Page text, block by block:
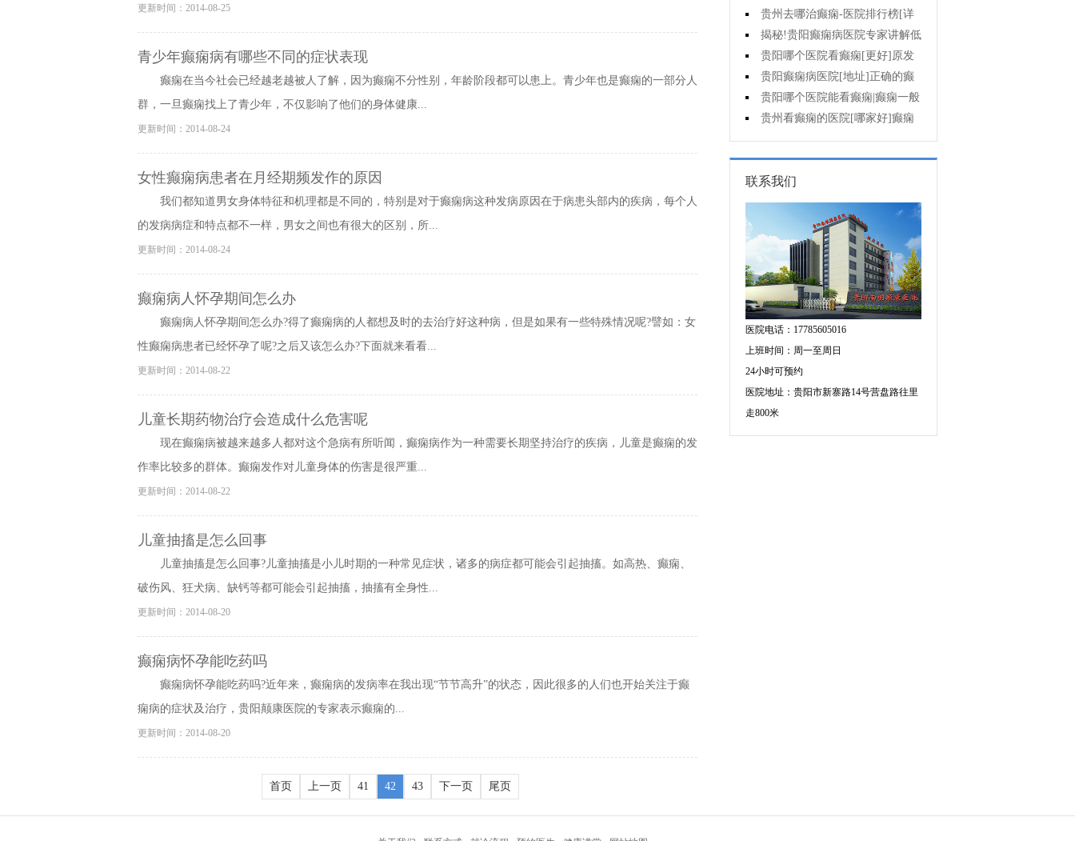
更新时间：2014-08-25
青少年癫痫病有哪些不同的症状表现
癫痫在当今社会已经越老越被人了解，因为癫痫不分性别，年龄阶段都可以患上。青少年也是癫痫的一部分人
群，一旦癫痫找上了青少年，不仅影响了他们的身体健康...
更新时间：2014-08-24
女性癫痫病患者在月经期频发作的原因
我们都知道男女身体特征和机理都是不同的，特别是对于癫痫病这种发病原因在于病患头部内的疾病，每个人
的发病病症和特点都不一样，男女之间也有很大的区别，所...
更新时间：2014-08-24
癫痫病人怀孕期间怎么办
癫痫病人怀孕期间怎么办?得了癫痫病的人都想及时的去治疗好这种病，但是如果有一些特殊情况呢?譬如：女
性癫痫病患者已经怀孕了呢?之后又该怎么办?下面就来看看...
更新时间：2014-08-22
儿童长期药物治疗会造成什么危害呢
现在癫痫病被越来越多人都对这个急病有所听闻，癫痫病作为一种需要长期坚持治疗的疾病，儿童是癫痫的发
作率比较多的群体。癫痫发作对儿童身体的伤害是很严重...
更新时间：2014-08-22
儿童抽搐是怎么回事
儿童抽搐是怎么回事?儿童抽搐是小儿时期的一种常见症状，诸多的病症都可能会引起抽搐。如高热、癫痫、
破伤风、狂犬病、缺钙等都可能会引起抽搐，抽搐有全身性...
更新时间：2014-08-20
癫痫病怀孕能吃药吗
癫痫病怀孕能吃药吗?近年来，癫痫病的发病率在我出现“节节高升”的状态，因此很多的人们也开始关注于癫
痫病的症状及治疗，贵阳颠康医院的专家表示癫痫的...
更新时间：2014-08-20
首页 上一页 41 42 43 下一页 尾页
人癫痫急救措施护理
贵州去哪治癫痫-医院排行榜[详
细排名]癫痫病人可以吃什么食物?
揭秘!贵阳癫痫病医院专家讲解低
血糖会抽搐吗?
贵阳哪个医院看癫痫[更好]原发
性母猪疯能治好吗?
贵阳癫痫病医院[地址]正确的癫
痫护理是什么?
贵阳哪个医院能看癫痫|癫痫一般
会出现哪些症状?
贵州看癫痫的医院[哪家好]癫痫
的成因有哪些?
联系我们
医院电话：17785605016
上班时间：周一至周日
24小时可预约
医院地址：贵阳市新寨路14号营盘路往里
走800米